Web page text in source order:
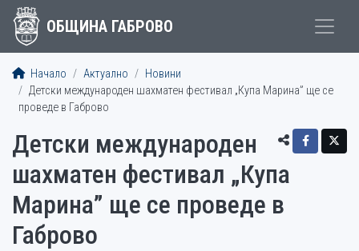
ОБЩИНА ГАБРОВО
Начало Актуално
Новини
Детски международен шахматен фестивал „Купа Марина” ще се
проведе в Габрово
Детски международен
шахматен фестивал „Купа
Марина” ще се проведе в
Габрово